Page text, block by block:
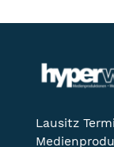
Lausitz